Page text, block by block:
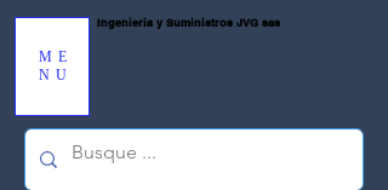
ME
NU
Ingenieria y Suministros JVG sas